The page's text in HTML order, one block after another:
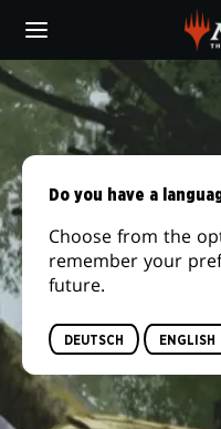
main
content
Do you have a
Choose from the
remember your
future.
DEUTSCH ENGLISH